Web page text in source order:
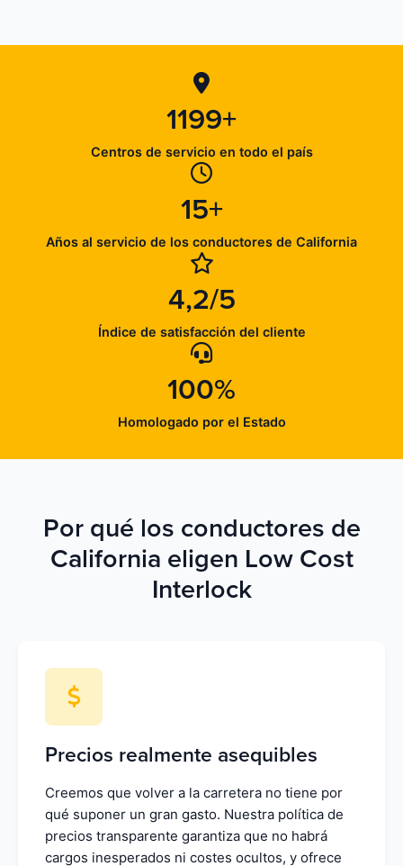
1199+
Centros de servicio en todo el país
15+
Años al servicio de los conductores de California
4,2/5
Índice de satisfacción del cliente
100%
Homologado por el Estado
Por qué los conductores de
California eligen Low Cost
Interlock
Precios realmente asequibles
Creemos que volver a la carretera no tiene por
qué suponer un gran gasto. Nuestra política de
precios transparente garantiza que no habrá
cargos inesperados ni costes ocultos, y ofrece